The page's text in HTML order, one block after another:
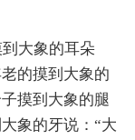
大象的耳朵
的摸到大象的
摸到大象的腿
象的牙说：“大